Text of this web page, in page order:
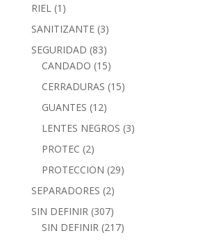
RIEL (1)
SANITIZANTE (3)
SEGURIDAD (83)
CANDADO (15)
CERRADURAS (15)
GUANTES (12)
LENTES NEGROS (3)
PROTEC (2)
PROTECCION (29)
SEPARADORES (2)
SIN DEFINIR (307)
SIN DEFINIR (217)